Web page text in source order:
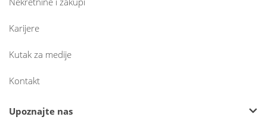
Karijere
Kutak za medije
Kontakt
Upoznajte nas